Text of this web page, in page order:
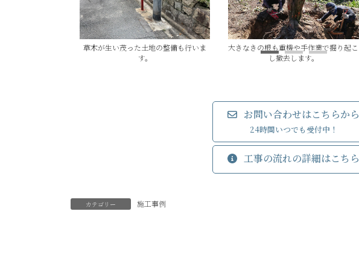
草木が生い茂った土地の整備も行いま
す。
大きなきの根も重機や手作業で掘り起こ
し撤去します。
お問い合わせはこちらから
24時間いつでも受付中！
工事の流れの詳細はこちら
カテゴリー 施工事例